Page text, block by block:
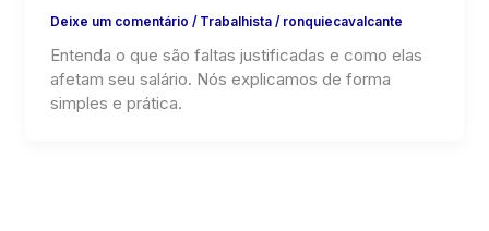
Deixe um comentário / Trabalhista/ ronquiecavalcante
Entenda o que são faltas justificadas e como elas
afetam seu salário. Nós explicamos de forma
simples e prática.